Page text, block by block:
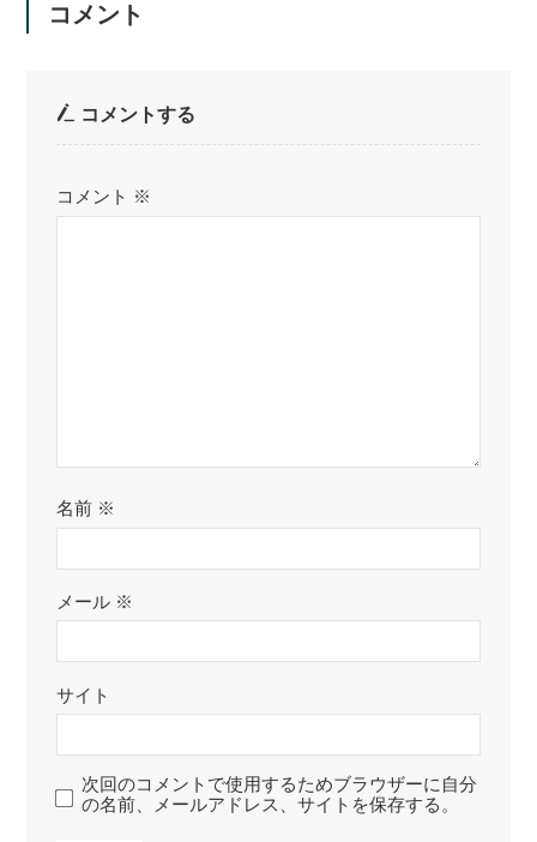
コメント
コメントする
コメント ※
名前 ※
メール ※
サイト
次回のコメントで使用するためブラウザーに自分
の名前、メールアドレス、サイトを保存する。